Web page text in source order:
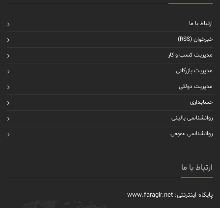
ارتباط با ما
خبرخوان (RSS)
مدیریت کسب و کار
مدیریت بازرگانی
مدیریت دولتی
حسابداری
روانشناسی بالینی
روانشناسی عمومی
ارتباط با ما
پایگاه اینترنتی: www.faragir.net